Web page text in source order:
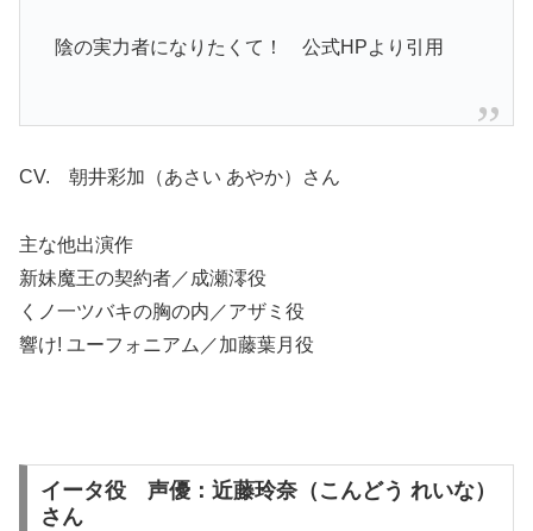
陰の実力者になりたくて！ 公式HPより引用
CV. 朝井彩加（あさい あやか）さん
主な他出演作
新妹魔王の契約者／成瀬澪役
くノ一ツバキの胸の内／アザミ役
響け! ユーフォニアム／加藤葉月役
イータ役 声優：近藤玲奈（こんどう れいな）
さん